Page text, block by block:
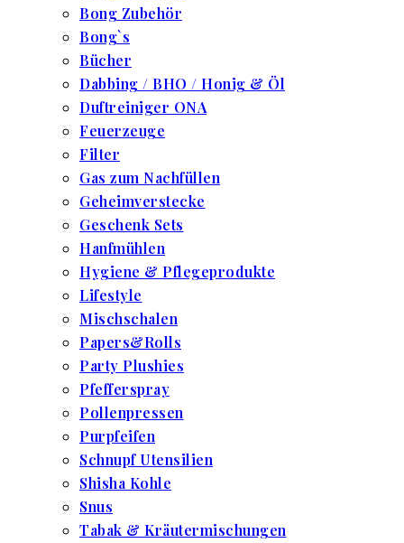
Bong Zubehör
Bong`s
Bücher
Dabbing / BHO / Honig & Öl
Duftreiniger ONA
Feuerzeuge
Filter
Gas zum Nachfüllen
Geheimverstecke
Geschenk Sets
Hanfmühlen
Hygiene & Pflegeprodukte
Lifestyle
Mischschalen
Papers&Rolls
Party Plushies
Pfefferspray
Pollenpressen
Purpfeifen
Schnupf Utensilien
Shisha Kohle
Snus
Tabak & Kräutermischungen